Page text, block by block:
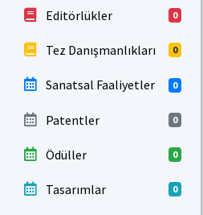
Editörlükler 0
Tez Danışmanlıkları 0
Sanatsal Faaliyetler 0
Patentler 0
Ödüller 0
Tasarımlar 0